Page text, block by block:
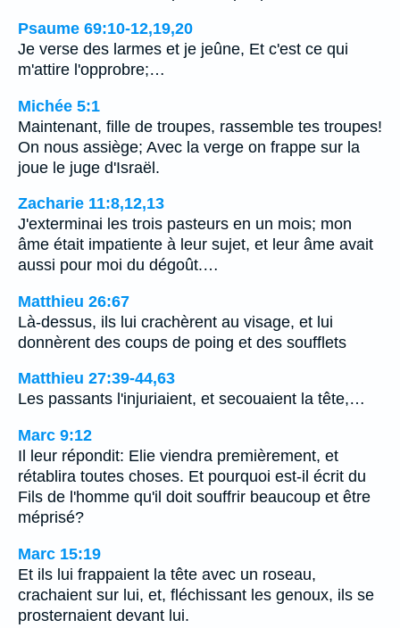
Psaume 69:10-12,19,20
Je verse des larmes et je jeûne, Et c'est ce qui
m'attire l'opprobre;…
Michée 5:1
Maintenant, fille de troupes, rassemble tes troupes!
On nous assiège; Avec la verge on frappe sur la
joue le juge d'Israël.
Zacharie 11:8,12,13
J'exterminai les trois pasteurs en un mois; mon
âme était impatiente à leur sujet, et leur âme avait
aussi pour moi du dégoût.…
Matthieu 26:67
Là-dessus, ils lui crachèrent au visage, et lui
donnèrent des coups de poing et des soufflets
Matthieu 27:39-44,63
Les passants l'injuriaient, et secouaient la tête,…
Marc 9:12
Il leur répondit: Elie viendra premièrement, et
rétablira toutes choses. Et pourquoi est-il écrit du
Fils de l'homme qu'il doit souffrir beaucoup et être
méprisé?
Marc 15:19
Et ils lui frappaient la tête avec un roseau,
crachaient sur lui, et, fléchissant les genoux, ils se
prosternaient devant lui.